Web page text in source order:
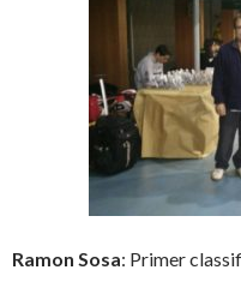
Ramon Sosa: Primer